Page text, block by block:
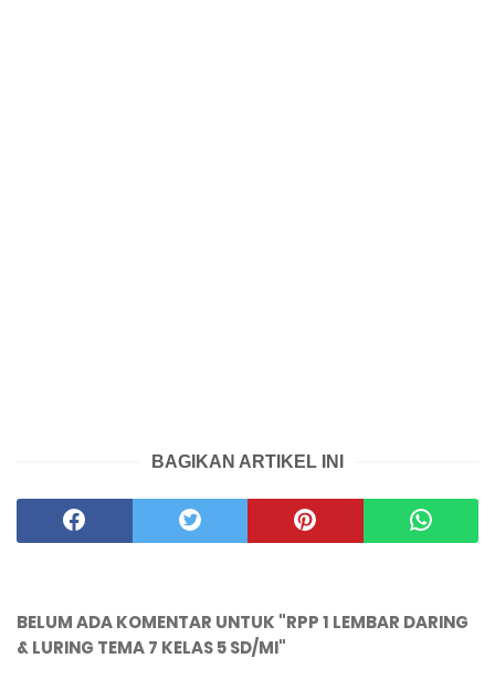
BAGIKAN ARTIKEL INI
BELUM ADA KOMENTAR UNTUK "RPP 1 LEMBAR DARING
& LURING TEMA 7 KELAS 5 SD/MI"